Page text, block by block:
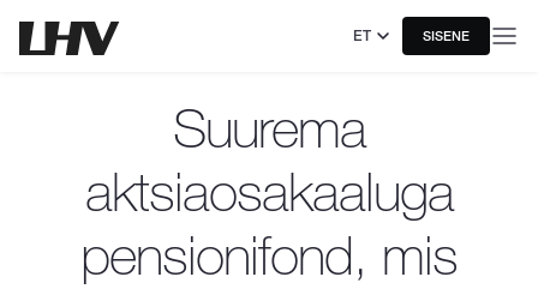
ET SISENE
Suurema
aktsiaosakaaluga
pensionifond, mis